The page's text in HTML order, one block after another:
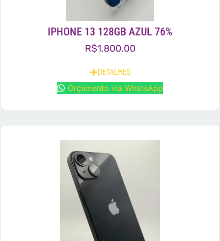
IPHONE 13 128GB AZUL 76%
R$1,800.00
DETALHES
Orçamento via WhatsApp